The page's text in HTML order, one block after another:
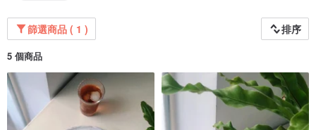
篩選商品 ( 1 ) 排序
5 個商品